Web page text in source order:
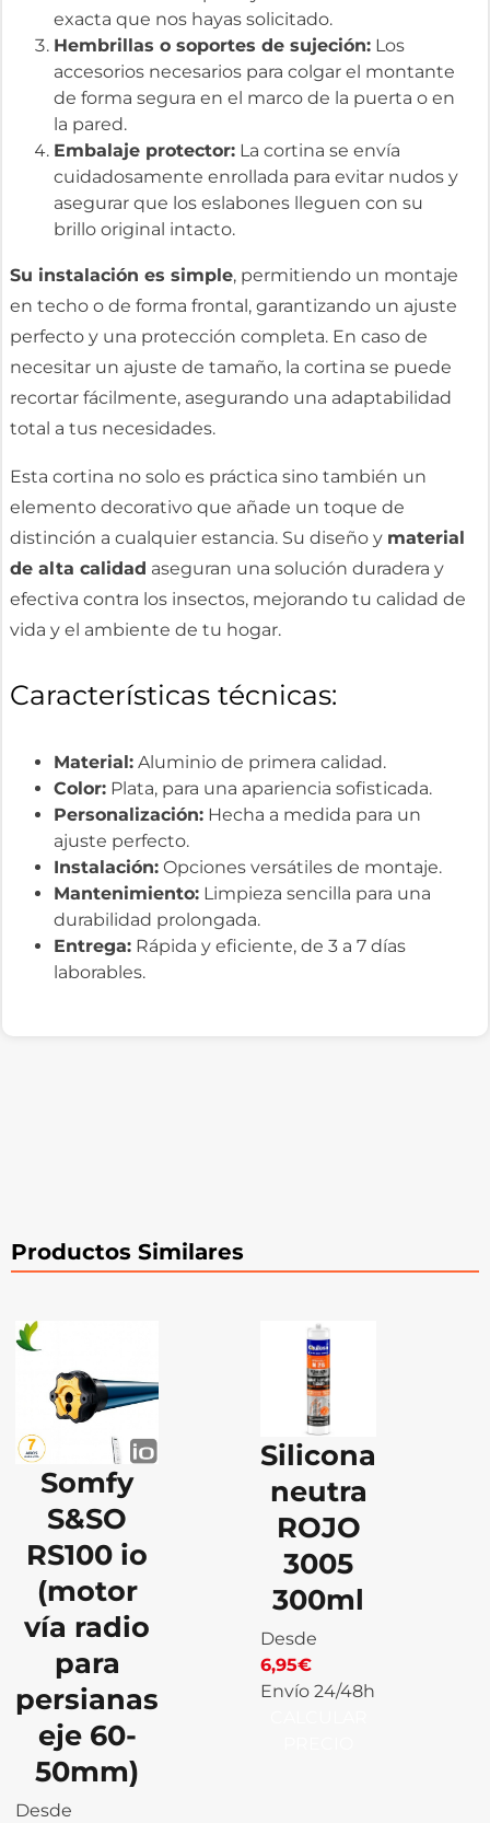
exacta que nos hayas solicitado.
Hembrillas o soportes de sujeción: Los
accesorios necesarios para colgar el montante
de forma segura en el marco de la puerta o en
la pared.
Embalaje protector: La cortina se envía
cuidadosamente enrollada para evitar nudos y
asegurar que los eslabones lleguen con su
brillo original intacto.
Su instalación es simple, permitiendo un montaje
en techo o de forma frontal, garantizando un ajuste
perfecto y una protección completa. En caso de
necesitar un ajuste de tamaño, la cortina se puede
recortar fácilmente, asegurando una adaptabilidad
total a tus necesidades.
Esta cortina no solo es práctica sino también un
elemento decorativo que añade un toque de
distinción a cualquier estancia. Su diseño y material
de alta calidad aseguran una solución duradera y
efectiva contra los insectos, mejorando tu calidad de
vida y el ambiente de tu hogar.
Características técnicas:
Material: Aluminio de primera calidad.
Color: Plata, para una apariencia sofisticada.
Personalización: Hecha a medida para un
ajuste perfecto.
Instalación: Opciones versátiles de montaje.
Mantenimiento: Limpieza sencilla para una
durabilidad prolongada.
Entrega: Rápida y eficiente, de 3 a 7 días
laborables.
Productos Similares
Somfy
S&SO
RS100 io
(motor
vía radio
para
persianas
eje 60-
50mm)
Desde
Silicona
neutra
ROJO
3005
300ml
Desde
6,95€
Envío 24/48h